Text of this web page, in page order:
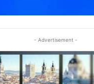
- Advertisement -